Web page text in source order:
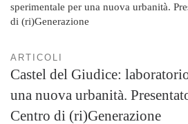
sperimentale per una nuova urbanità.
di (ri)Generazione
ARTICOLI
Castel del Giudice:
una nuova urbanità.
Centro di (ri)Generazione